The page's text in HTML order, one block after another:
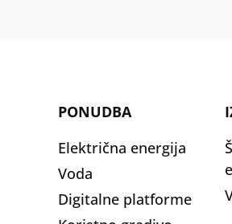
PONUDBA
Električna energija
Voda
Digitalne platforme